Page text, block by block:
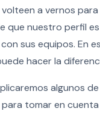
a vernos
que nuestro perfil
sus equipos. En
hacer la
algunos
tomar en